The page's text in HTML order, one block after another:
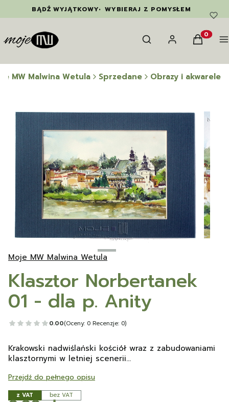
BĄDŹ WYJĄTKOWY• WYBIERAJ Z POMYSŁEM
Otwórz wyszukiwarkę
Szukaj Zaloguj sięKoszyk
MW Malwina Wetula Sprzedane Obrazy i akwarele
Moje MW Malwina Wetula
Klasztor Norbertanek
01 - dla p. Anity
0.00(Oceny: 0 Recenzje: 0)
Krakowski nadwiślański kościół wraz z zabudowaniami
klasztornymi w letniej scenerii...
Przejdź do pełnego opisu
z VAT bez VAT